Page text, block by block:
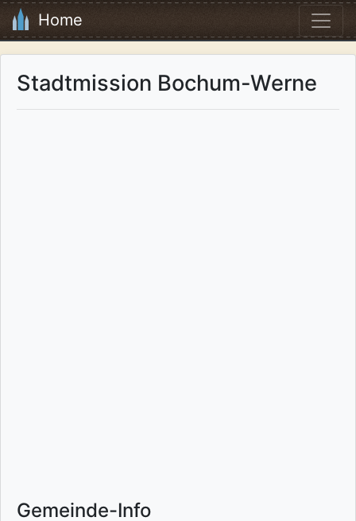
Home
Stadtmission Bochum-Werne
Gemeinde-Info